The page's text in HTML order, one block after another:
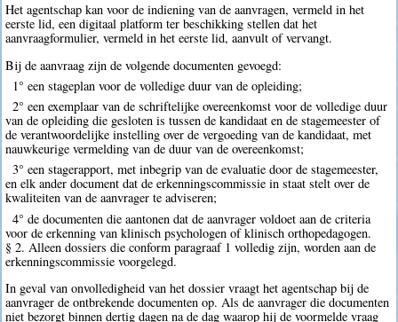
Het agentschap kan voor de indiening van de aanvragen, vermeld in het
eerste lid, een digitaal platform ter beschikking stellen dat het
aanvraagformulier, vermeld in het eerste lid, aanvult of vervangt.
Bij de aanvraag zijn de volgende documenten gevoegd:
1° een stageplan voor de volledige duur van de opleiding;
2° een exemplaar van de schriftelijke overeenkomst voor de volledige duur
van de opleiding die gesloten is tussen de kandidaat en de stagemeester of
de verantwoordelijke instelling over de vergoeding van de kandidaat, met
nauwkeurige vermelding van de duur van de overeenkomst;
3° een stagerapport, met inbegrip van de evaluatie door de stagemeester,
en elk ander document dat de erkenningscommissie in staat stelt over de
kwaliteiten van de aanvrager te adviseren;
4° de documenten die aantonen dat de aanvrager voldoet aan de criteria
voor de erkenning van klinisch psychologen of klinisch orthopedagogen.
§ 2. Alleen dossiers die conform paragraaf 1 volledig zijn, worden aan de
erkenningscommissie voorgelegd.
In geval van onvolledigheid van het dossier vraagt het agentschap bij de
aanvrager de ontbrekende documenten op. Als de aanvrager die documenten
niet bezorgt binnen dertig dagen na de dag waarop hij de voormelde vraag